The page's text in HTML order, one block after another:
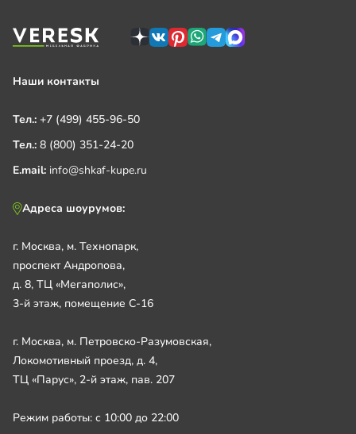
Наши контакты
Тел.: +7 (499) 455-96-50
Тел.: 8 (800) 351-24-20
E.mail: info@shkaf-kupe.ru
Адреса шоурумов:
г. Москва, м. Технопарк,
проспект Андропова,
д. 8, ТЦ «Мегаполис»,
3-й этаж, помещение С-16
г. Москва, м. Петровско-Разумовская,
Локомотивный проезд, д. 4,
ТЦ «Парус», 2-й этаж, пав. 207
Режим работы: с 10:00 до 22:00